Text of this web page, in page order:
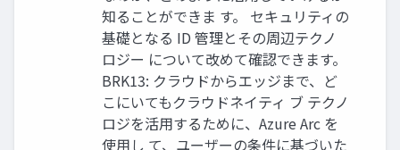
知ることができま す。 セキュリティの
基礎となる ID 管理とその周辺テクノ
ロジー について改めて確認できます。
BRK13: クラウドからエッジまで、ど
こにいてもクラウドネイティ ブ テクノ
ロジを活用するために、Azure Arc を
使用し て、ユーザーの条件に基づいた